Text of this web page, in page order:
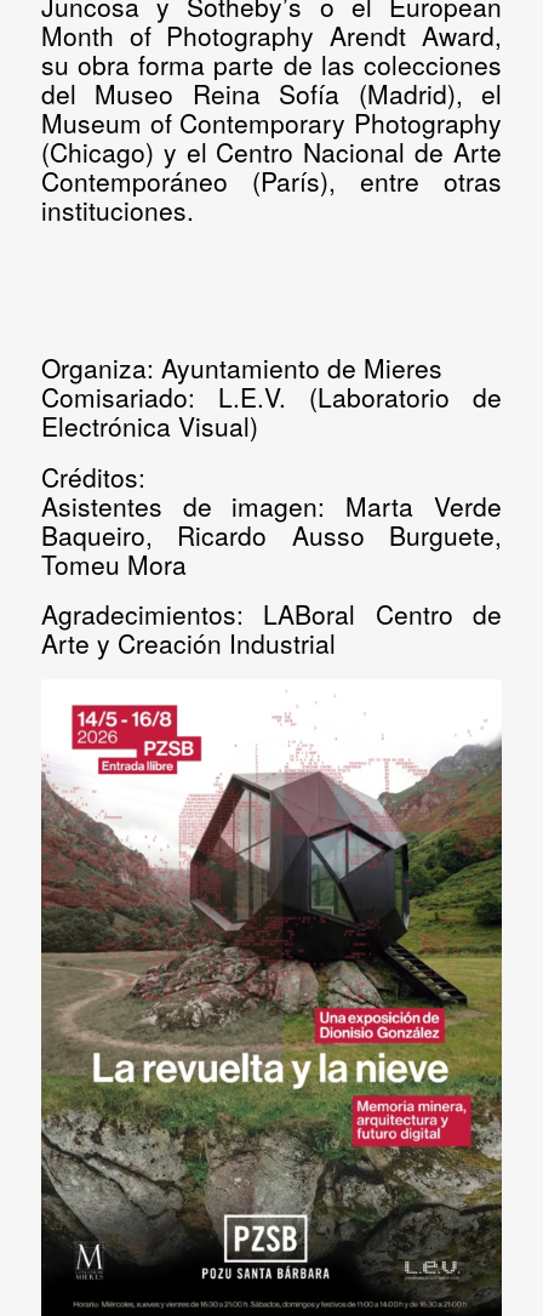
Month of Photography Arendt Award,
su obra forma parte de las colecciones
del Museo Reina Sofía (Madrid), el
Museum of Contemporary Photography
(Chicago) y el Centro Nacional de Arte
Contemporáneo (París), entre otras
instituciones.
Organiza: Ayuntamiento de Mieres
Comisariado: L.E.V. (Laboratorio de
Electrónica Visual)
Créditos:
Asistentes de imagen: Marta Verde
Baqueiro, Ricardo Ausso Burguete,
Tomeu Mora
Agradecimientos: LABoral Centro de
Arte y Creación Industrial